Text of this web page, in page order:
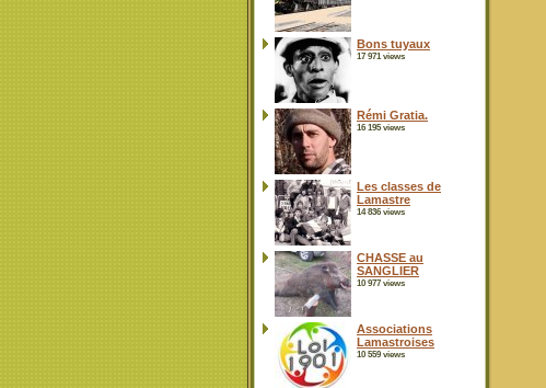
Bons tuyaux
17 971 views
Rémi Gratia.
16 195 views
Les classes de
Lamastre
14 836 views
CHASSE au
SANGLIER
10 977 views
Associations
Lamastroises
10 559 views